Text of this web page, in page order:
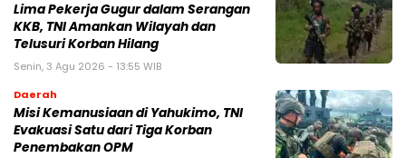
Lima Pekerja Gugur dalam Serangan
KKB, TNI Amankan Wilayah dan
Telusuri Korban Hilang
Senin, 3 Agu 2026 - 13:55 WIB
Daerah
Misi Kemanusiaan di Yahukimo, TNI
Evakuasi Satu dari Tiga Korban
Penembakan OPM